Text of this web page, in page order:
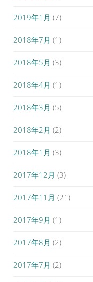
2019年1月 (7)
2018年7月 (1)
2018年5月 (3)
2018年4月 (1)
2018年3月 (5)
2018年2月 (2)
2018年1月 (3)
2017年12月 (3)
2017年11月 (21)
2017年9月 (1)
2017年8月 (2)
2017年7月 (2)